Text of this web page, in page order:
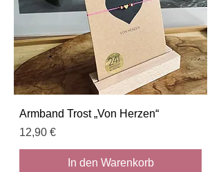
Armband Trost „Von Herzen“
Preis
12,90 €
In den Warenkorb